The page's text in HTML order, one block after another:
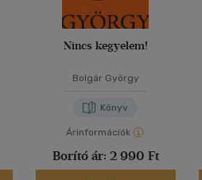
Nincs kegyelem!
Bolgár György
Könyv
Árinformációk
Borító ár: 2 990 Ft